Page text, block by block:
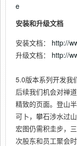
e
安装和升级文档
安装文档： http://
升级文档： http://
5.0版本系列开发我
后续我们机会对禅
精致的页面。登山
可卜，攀石涉水过
宏图仍需积圭步，
次股东和员工聚会